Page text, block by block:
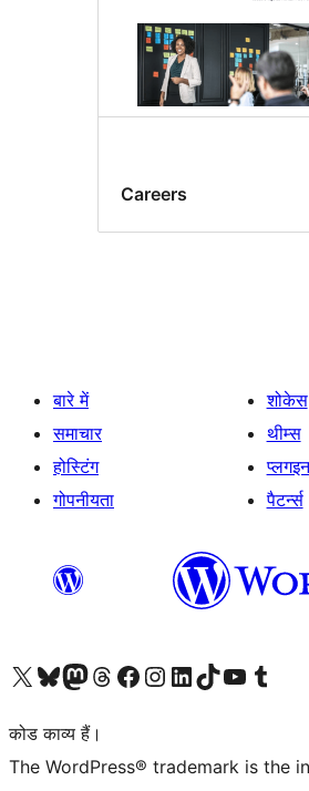
Careers
बारे में
समाचार
होस्टिंग
गोपनीयता
शोकेस
थीम्स
प्लगइन
पैटर्न्स
Visit our X (formerly Twitter) account
हमारे बलुस्की खाते पर जाएँVisit our Mastodon account
हमारे थ्रेड्स अकाउंट पर जाएंहमारे फेसबुक पेज पर जाएँहमारे इंस्टाग्राम अकाउंट पर जाएंहमारे लिंक्डइन खाते पर जाएँहमारे टिकटॉक खाते पर जाएँहमारे यूट्यूब चैनल पर जाएंहमारे Tumblr खाते पर जाएँ
कोड काव्य हैं।
The WordPress® trademark is the